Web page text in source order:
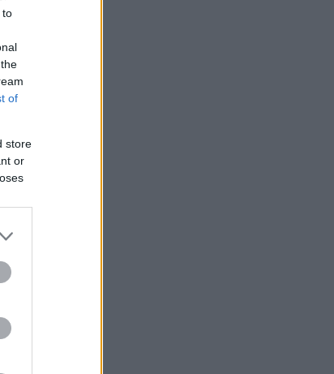
to
of
store
or